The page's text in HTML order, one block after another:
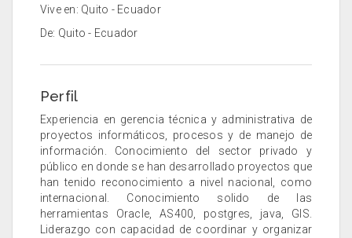
Vive en: Quito - Ecuador
De: Quito - Ecuador
Perfil
Experiencia en gerencia técnica y administrativa de
proyectos informáticos, procesos y de manejo de
información. Conocimiento del sector privado y
público en donde se han desarrollado proyectos que
han tenido reconocimiento a nivel nacional, como
internacional. Conocimiento solido de las
herramientas Oracle, AS400, postgres, java, GIS.
Liderazgo con capacidad de coordinar y organizar